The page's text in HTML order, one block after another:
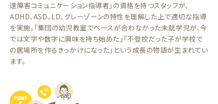
達障害コミュニケーション指導者」の資格を持つスタッフが、
ADHD、ASD、LD、グレーゾーンの特性を理解した上で適切な指導
を実施。「集団の幼児教室でペースが合わなかった未就学児が、今
では文字や数字に興味を持ち始めた」「不登校だった子が学校で
の居場所を作るきっかけになった」という成長の物語が生まれてい
ます。